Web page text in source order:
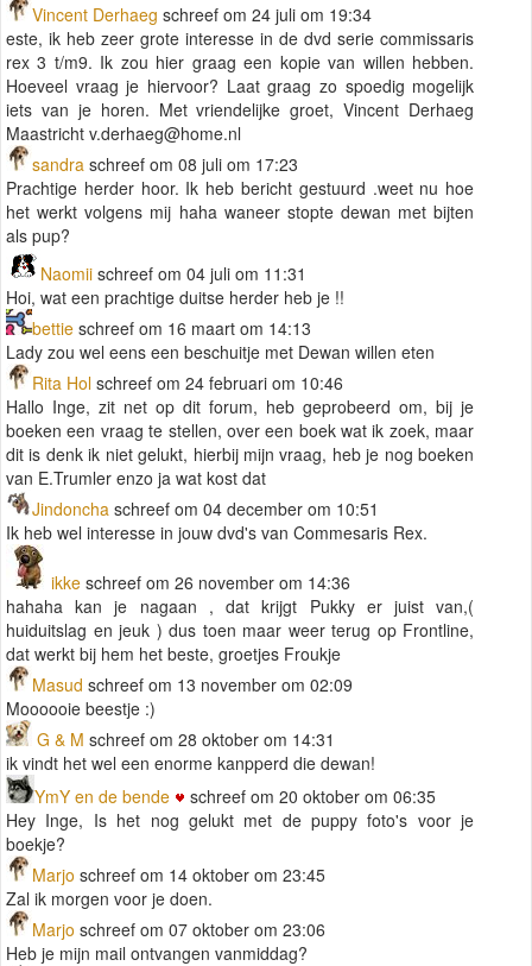
Vincent Derhaeg schreef om 24 juli om 19:34
este, ik heb zeer grote interesse in de dvd serie commissaris
rex 3 t/m9. Ik zou hier graag een kopie van willen hebben.
Hoeveel vraag je hiervoor? Laat graag zo spoedig mogelijk
iets van je horen. Met vriendelijke groet, Vincent Derhaeg
Maastricht v.derhaeg@home.nl
sandra schreef om 08 juli om 17:23
Prachtige herder hoor. Ik heb bericht gestuurd .weet nu hoe
het werkt volgens mij haha waneer stopte dewan met bijten
als pup?
Naomii schreef om 04 juli om 11:31
Hoi, wat een prachtige duitse herder heb je !!
bettie schreef om 16 maart om 14:13
Lady zou wel eens een beschuitje met Dewan willen eten
Rita Hol schreef om 24 februari om 10:46
Hallo Inge, zit net op dit forum, heb geprobeerd om, bij je
boeken een vraag te stellen, over een boek wat ik zoek, maar
dit is denk ik niet gelukt, hierbij mijn vraag, heb je nog boeken
van E.Trumler enzo ja wat kost dat
Jindoncha schreef om 04 december om 10:51
Ik heb wel interesse in jouw dvd's van Commesaris Rex.
ikke schreef om 26 november om 14:36
hahaha kan je nagaan , dat krijgt Pukky er juist van,(
huiduitslag en jeuk ) dus toen maar weer terug op Frontline,
dat werkt bij hem het beste, groetjes Froukje
Masud schreef om 13 november om 02:09
Moooooie beestje :)
G & M schreef om 28 oktober om 14:31
ik vindt het wel een enorme kanpperd die dewan!
YmY en de bende
schreef om 20 oktober om 06:35
Hey Inge, Is het nog gelukt met de puppy foto's voor je
boekje?
Marjo schreef om 14 oktober om 23:45
Zal ik morgen voor je doen.
Marjo schreef om 07 oktober om 23:06
Heb je mijn mail ontvangen vanmiddag?